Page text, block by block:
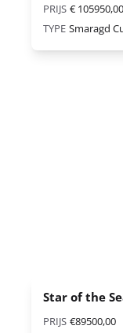
PRIJS € 105950,00
TYPE Smaragd
Star of the
PRIJS €89500,00